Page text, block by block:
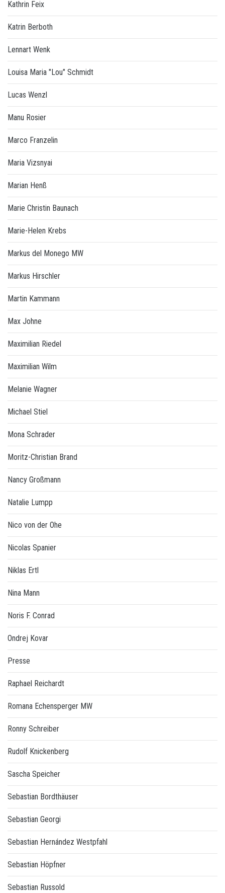
Kathrin Feix
Katrin Berboth
Lennart Wenk
Louisa Maria "Lou" Schmidt
Lucas Wenzl
Manu Rosier
Marco Franzelin
Maria Vizsnyai
Marian Henß
Marie Christin Baunach
Marie-Helen Krebs
Markus del Monego MW
Markus Hirschler
Martin Kammann
Max Johne
Maximilian Riedel
Maximilian Wilm
Melanie Wagner
Michael Stiel
Mona Schrader
Moritz-Christian Brand
Nancy Großmann
Natalie Lumpp
Nico von der Ohe
Nicolas Spanier
Niklas Ertl
Nina Mann
Noris F. Conrad
Ondrej Kovar
Presse
Raphael Reichardt
Romana Echensperger MW
Ronny Schreiber
Rudolf Knickenberg
Sascha Speicher
Sebastian Bordthäuser
Sebastian Georgi
Sebastian Hernández Westpfahl
Sebastian Höpfner
Sebastian Russold